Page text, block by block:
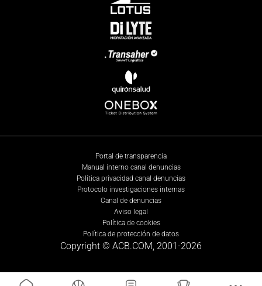
Portal de transparencia
Manual interno canal denuncias
Política privacidad canal denuncias
Protocolo investigaciones internas
Canal de denuncias
Aviso legal
Política de cookies
Política de protección de datos
Copyright © ACB.COM, 2001-2026